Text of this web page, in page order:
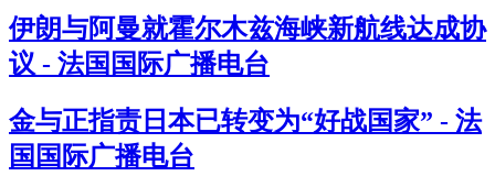
伊朗与阿曼就霍尔木兹海峡新航线达成协
议 - 法国国际广播电台
金与正指责日本已转变为“好战国家” - 法
国国际广播电台